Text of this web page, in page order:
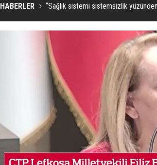
HABERLER “Sağlık sistemi sistemsizlik